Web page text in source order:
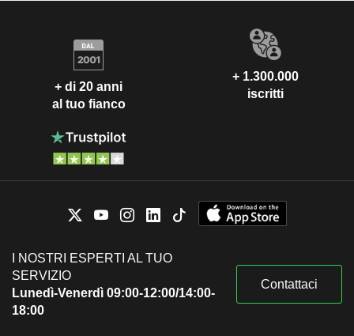
+ di 20 anni
al tuo fianco
+ 1.300.000
iscritti
I NOSTRI ESPERTI AL TUO
SERVIZIO
Lunedì-Venerdì 09:00-12:00/14:00-
18:00
Contattaci